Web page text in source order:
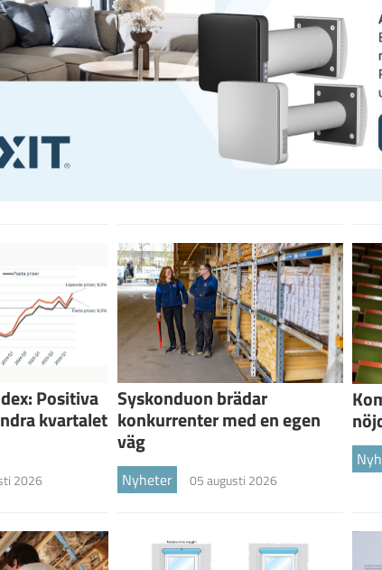
Positiva
kvartalet
2026
Syskonduon brädar
konkurrenter med en egen
väg
Nyheter 05 augusti 2026